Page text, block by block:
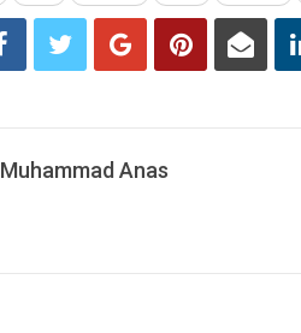
Muhammad Anas